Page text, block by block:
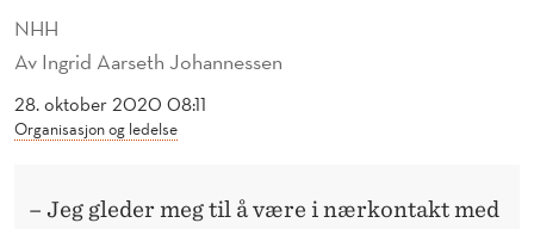
K
R
S
NHH
Av Ingrid Aarseth Johannessen
28. oktober 2020 08:11
Organisasjon og ledelse
– Jeg gleder meg til å være i nærkontakt med